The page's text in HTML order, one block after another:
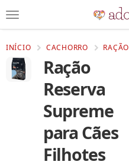
INÍCIO CACHORRO RAÇÃO
Ração
Reserva
Supreme
para Cães
Filhotes